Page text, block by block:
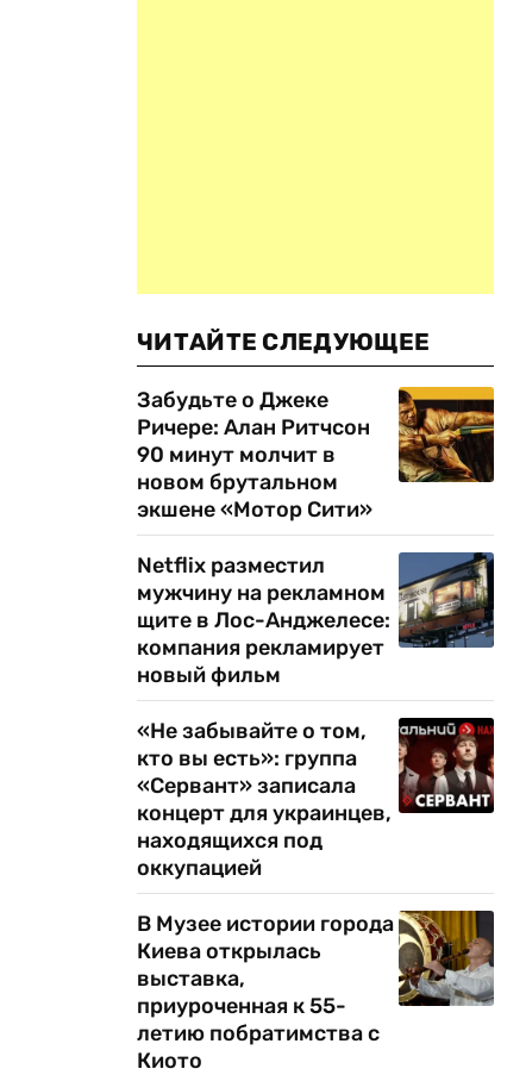
ЧИТАЙТЕ СЛЕДУЮЩЕЕ
Забудьте о Джеке
Ричере: Алан Ритчсон
90 минут молчит в
новом брутальном
экшене «Мотор Сити»
Netflix разместил
мужчину на рекламном
щите в Лос-Анджелесе:
компания рекламирует
новый фильм
«Не забывайте о том,
кто вы есть»: группа
«Сервант» записала
концерт для украинцев,
находящихся под
оккупацией
В Музее истории города
Киева открылась
выставка,
приуроченная к 55-
летию побратимства с
Киото